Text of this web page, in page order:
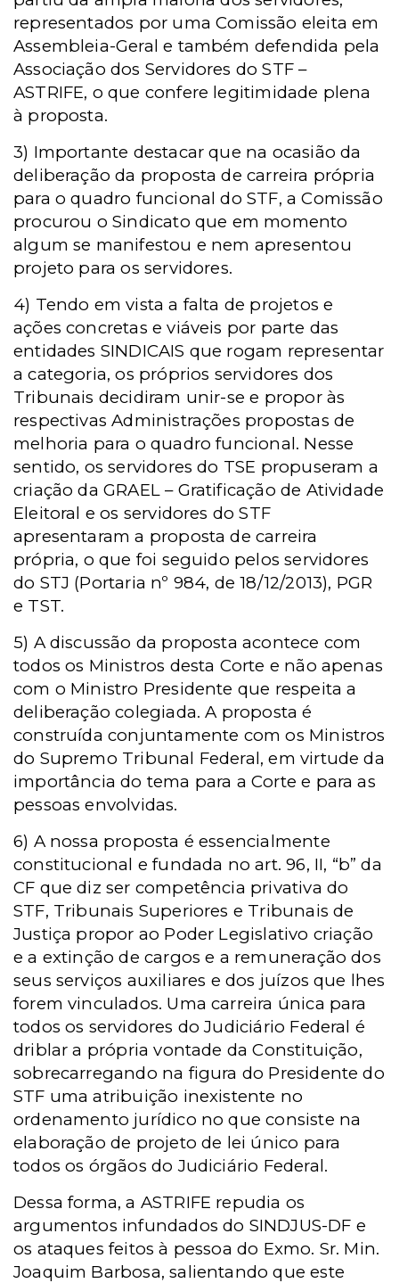
representados por uma Comissão eleita em
Assembleia-Geral e também defendida pela
Associação dos Servidores do STF –
ASTRIFE, o que confere legitimidade plena
à proposta.
3) Importante destacar que na ocasião da
deliberação da proposta de carreira própria
para o quadro funcional do STF, a Comissão
procurou o Sindicato que em momento
algum se manifestou e nem apresentou
projeto para os servidores.
4) Tendo em vista a falta de projetos e
ações concretas e viáveis por parte das
entidades SINDICAIS que rogam representar
a categoria, os próprios servidores dos
Tribunais decidiram unir-se e propor às
respectivas Administrações propostas de
melhoria para o quadro funcional. Nesse
sentido, os servidores do TSE propuseram a
criação da GRAEL – Gratificação de Atividade
Eleitoral e os servidores do STF
apresentaram a proposta de carreira
própria, o que foi seguido pelos servidores
do STJ (Portaria nº 984, de 18/12/2013), PGR
e TST.
5) A discussão da proposta acontece com
todos os Ministros desta Corte e não apenas
com o Ministro Presidente que respeita a
deliberação colegiada. A proposta é
construída conjuntamente com os Ministros
do Supremo Tribunal Federal, em virtude da
importância do tema para a Corte e para as
pessoas envolvidas.
6) A nossa proposta é essencialmente
constitucional e fundada no art. 96, II, “b” da
CF que diz ser competência privativa do
STF, Tribunais Superiores e Tribunais de
Justiça propor ao Poder Legislativo criação
e a extinção de cargos e a remuneração dos
seus serviços auxiliares e dos juízos que lhes
forem vinculados. Uma carreira única para
todos os servidores do Judiciário Federal é
driblar a própria vontade da Constituição,
sobrecarregando na figura do Presidente do
STF uma atribuição inexistente no
ordenamento jurídico no que consiste na
elaboração de projeto de lei único para
todos os órgãos do Judiciário Federal.
Dessa forma, a ASTRIFE repudia os
argumentos infundados do SINDJUS-DF e
os ataques feitos à pessoa do Exmo. Sr. Min.
Joaquim Barbosa, salientando que este